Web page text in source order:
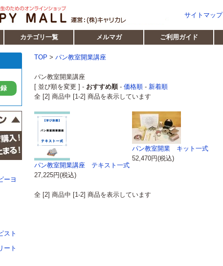
サイトマップ
カテゴリ一覧 メルマガ ご利用ガイド
ーヨ
スト
ート
TOP > パン教室開業講座
パン教室開業講座
[ 並び順を変更 ] - おすすめ順- 価格順 - 新着順
全 [2] 商品中 [1-2] 商品を表示しています
パン教室開業講座 テキスト一式
27,225円(税込)
パン教室開業 キット一式
52,470円(税込)
全 [2] 商品中 [1-2] 商品を表示しています